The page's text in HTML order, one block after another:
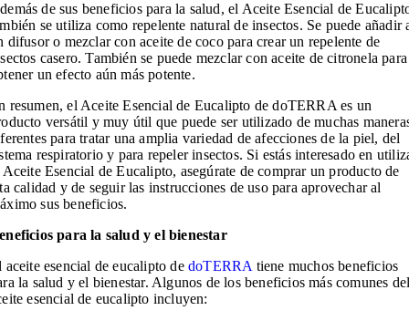
de sus beneficios para la salud, el Aceite Esencial de
se utiliza como repelente natural de insectos. Se puede añadir
difusor o mezclar con aceite de coco para crear un repelente de
casero. También se puede mezclar con aceite de citronela para
un efecto aún más potente.
resumen, el Aceite Esencial de Eucalipto de doTERRA es un
versátil y muy útil que puede ser utilizado de muchas
para tratar una amplia variedad de afecciones de la piel, del
respiratorio y para repeler insectos. Si estás interesado en
Aceite Esencial de Eucalipto, asegúrate de comprar un producto de
calidad y de seguir las instrucciones de uso para aprovechar al
sus beneficios.
para la salud y el bienestar
aceite esencial de eucalipto de doTERRA tiene muchos beneficios
la salud y el bienestar. Algunos de los beneficios más comunes
esencial de eucalipto incluyen: